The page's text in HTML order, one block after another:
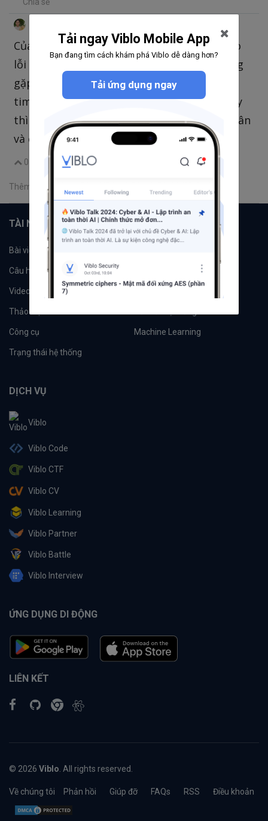
Của e crash liên tục mà describe pod ko báo
lỗi gì luôn,chỉ mỗi crash thôi,hoặc lỗi thường
gặp là readiness probe connection
timeout(hoặc connection refused),cái lỗi này
thì lúc bị,lúc hết, e vẫn chưa biết nguyên nhân
và các sửa lỗi này như nào
0 Trả lời Chia sẻ
Thêm một bình luận
TÀI NGUYÊN
Bài viết
Câu hỏi
Videos
Thảo luận
Công cụ Machine Learning
Trạng thái hệ thống
DỊCH VỤ
Viblo
Viblo Code
Viblo CTF
Viblo CV
Viblo Learning
Viblo Partner
Viblo Battle
Viblo Interview
ỨNG DỤNG DI ĐỘNG
LIÊN KẾT
© 2026 Viblo . All rights reserved.
Về chúng tôi Phản hồi Giúp đỡ FAQs RSS Điều khoản
Tải ngay Viblo Mobile App
Bạn đang tìm cách khám phá Viblo dễ dàng hơn?
Tải ứng dụng ngay